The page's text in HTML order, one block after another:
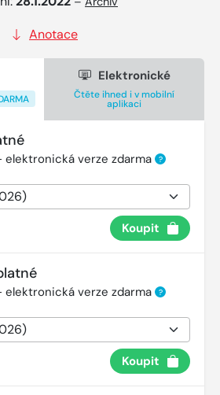
Anotace
Elektronické
Čtěte ihned i v mobilní
aplikaci
elektronická verze zdarma ?
Koupit
elektronická verze zdarma ?
Koupit